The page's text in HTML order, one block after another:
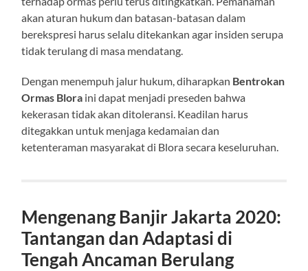
akan aturan hukum dan batasan-batasan dalam
berekspresi harus selalu ditekankan agar insiden serupa
tidak terulang di masa mendatang.
Dengan menempuh jalur hukum, diharapkan Bentrokan
Ormas Blora ini dapat menjadi preseden bahwa
kekerasan tidak akan ditoleransi. Keadilan harus
ditegakkan untuk menjaga kedamaian dan
ketenteraman masyarakat di Blora secara keseluruhan.
Mengenang Banjir Jakarta 2020:
Tantangan dan Adaptasi di
Tengah Ancaman Berulang